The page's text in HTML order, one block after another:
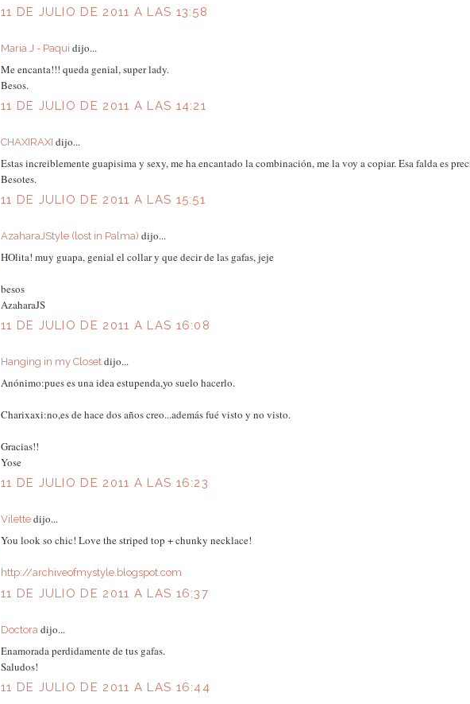
11 DE JULIO DE 2011 A LAS 13:58
Maria J - Paqui dijo...
Me encanta!!! queda genial, super lady.
Besos.
11 DE JULIO DE 2011 A LAS 14:21
CHAXIRAXI dijo...
Estas increiblemente guapisima y sexy, me ha encantado la combinación, me la voy a copiar. Esa falda es
Besotes.
11 DE JULIO DE 2011 A LAS 15:51
AzaharaJStyle (lost in Palma) dijo...
HOlita! muy guapa, genial el collar y que decir de las gafas, jeje
besos
AzaharaJS
11 DE JULIO DE 2011 A LAS 16:08
Hanging in my Closetdijo...
Anónimo:pues es una idea estupenda,yo suelo hacerlo.
Charixaxi:no,es de hace dos años creo...además fué visto y no visto.
Gracias!!
Yose
11 DE JULIO DE 2011 A LAS 16:23
Vilettedijo...
You look so chic! Love the striped top + chunky necklace!
http://archiveofmystyle.blogspot.com
11 DE JULIO DE 2011 A LAS 16:37
Doctoradijo...
Enamorada perdidamente de tus gafas.
Saludos!
11 DE JULIO DE 2011 A LAS 16:44